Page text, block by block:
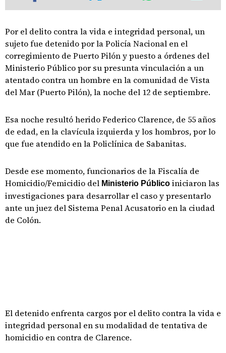
Por el delito contra la vida e integridad personal, un
sujeto fue detenido por la Policía Nacional en el
corregimiento de Puerto Pilón y puesto a órdenes del
Ministerio Público por su presunta vinculación a un
atentado contra un hombre en la comunidad de Vista
del Mar (Puerto Pilón), la noche del 12 de septiembre.
Esa noche resultó herido Federico Clarence, de 55 años
de edad, en la clavícula izquierda y los hombros, por lo
que fue atendido en la Policlínica de Sabanitas.
Desde ese momento, funcionarios de la Fiscalía de
Homicidio/Femicidio del Ministerio Público iniciaron las
investigaciones para desarrollar el caso y presentarlo
ante un juez del Sistema Penal Acusatorio en la ciudad
de Colón.
El detenido enfrenta cargos por el delito contra la vida e
integridad personal en su modalidad de tentativa de
homicidio en contra de Clarence.